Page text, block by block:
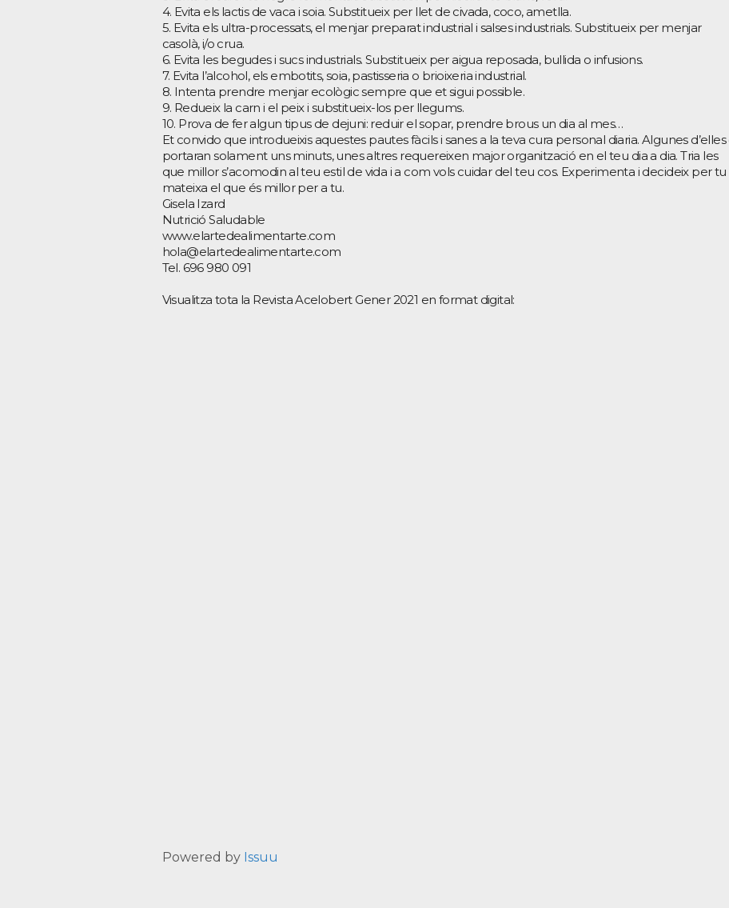
4. Evita els lactis de vaca i soia. Substitueix per llet de civada, coco, ametlla.
5. Evita els ultra-processats, el menjar preparat industrial i salses industrials. Substitueix per menjar
casolà, i/o crua.
6. Evita les begudes i sucs industrials. Substitueix per aigua reposada, bullida o infusions.
7. Evita l’alcohol, els embotits, soia, pastisseria o brioixeria industrial.
8. Intenta prendre menjar ecològic sempre que et sigui possible.
9. Redueix la carn i el peix i substitueix-los per llegums.
10. Prova de fer algun tipus de dejuni: reduir el sopar, prendre brous un dia al mes…
Et convido que introdueixis aquestes pautes fàcils i sanes a la teva cura personal diaria. Algunes
portaran solament uns minuts, unes altres requereixen major organització en el teu dia a dia. Tria les
que millor s’acomodin al teu estil de vida i a com vols cuidar del teu cos. Experimenta i decideix per tu
mateixa el que és millor per a tu.
Gisela Izard
Nutrició Saludable
www.elartedealimentarte.com
hola@elartedealimentarte.com
Tel. 696 980 091
Visualitza tota la Revista Acelobert Gener 2021 en format digital:
Powered by Issuu